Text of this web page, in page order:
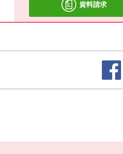
資料請求
別の